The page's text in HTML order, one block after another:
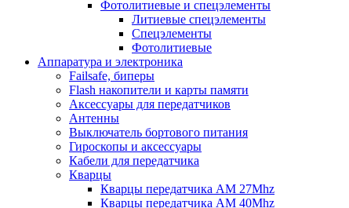
Фотолитиевые и спецэлементы
Литиевые спецэлементы
Спецэлементы
Фотолитиевые
Аппаратура и электроника
Failsafe, биперы
Flash накопители и карты памяти
Аксессуары для передатчиков
Антенны
Выключатель бортового питания
Гироскопы и аксессуары
Кабели для передатчика
Кварцы
Кварцы передатчика AM 27Mhz
Кварцы передатчика AM 40Mhz